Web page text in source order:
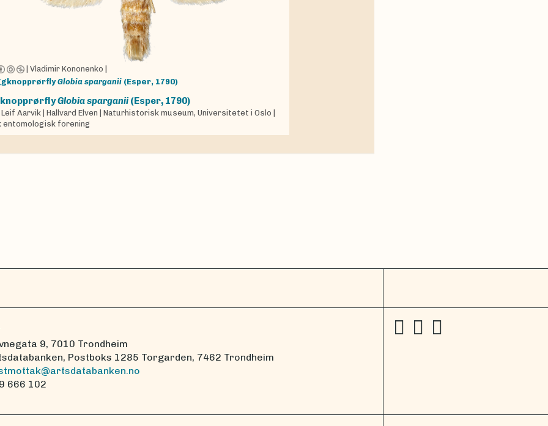
|Vladimir Kononenko|
Globia sparganii (Esper, 1790)
Globia sparganii (Esper, 1790)
|Leif Aarvik |Hallvard Elven |Naturhistorisk museum, Universitetet i Oslo
entomologisk forening
9, 7010 Trondheim
Postboks 1285 Torgarden, 7462 Trondheim
666 102